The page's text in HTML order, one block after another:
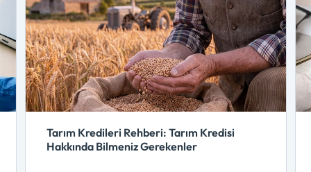
Tarım Kredileri Rehberi: Tarım Kredisi
Hakkında Bilmeniz Gerekenler